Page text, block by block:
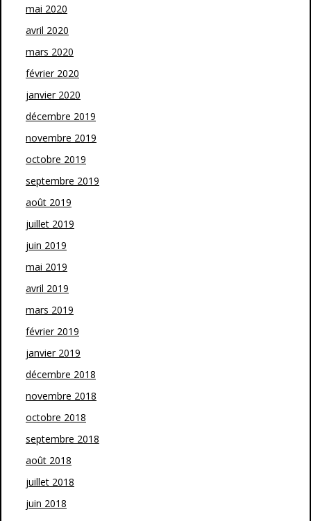
mai 2020
avril 2020
mars 2020
février 2020
janvier 2020
décembre 2019
novembre 2019
octobre 2019
septembre 2019
août 2019
juillet 2019
juin 2019
mai 2019
avril 2019
mars 2019
février 2019
janvier 2019
décembre 2018
novembre 2018
octobre 2018
septembre 2018
août 2018
juillet 2018
juin 2018